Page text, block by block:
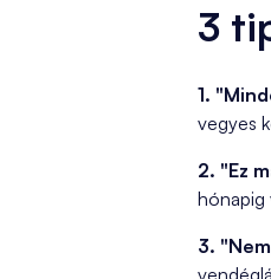
3
1.
vegyes
2. "Ez
hónapig
3.